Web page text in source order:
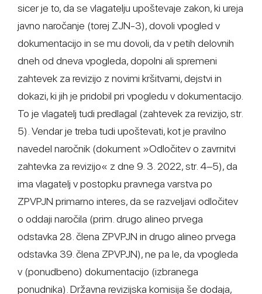
sicer je to, da se vlagatelju upoštevaje zakon, ki ureja
javno naročanje (torej ZJN-3), dovoli vpogled v
dokumentacijo in se mu dovoli, da v petih delovnih
dneh od dneva vpogleda, dopolni ali spremeni
zahtevek za revizijo z novimi kršitvami, dejstvi in
dokazi, ki jih je pridobil pri vpogledu v dokumentacijo.
To je vlagatelj tudi predlagal (zahtevek za revizijo, str.
5). Vendar je treba tudi upoštevati, kot je pravilno
navedel naročnik (dokument »Odločitev o zavrnitvi
zahtevka za revizijo« z dne 9. 3. 2022, str. 4–5), da
ima vlagatelj v postopku pravnega varstva po
ZPVPJN primarno interes, da se razveljavi odločitev
o oddaji naročila (prim. drugo alineo prvega
odstavka 28. člena ZPVPJN in drugo alineo prvega
odstavka 39. člena ZPVPJN), ne pa le, da vpogleda
v (ponudbeno) dokumentacijo (izbranega
ponudnika). Državna revizijska komisija še dodaja,